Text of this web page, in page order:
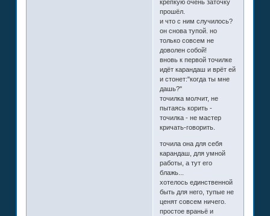
крепкую очень заточку
прошёл.
и что с ним случилось?
он снова тупой. но
только совсем не
доволен собой!
вновь к первой точилке
идёт карандаш и врёт ей
и стонет:"когда ты мне
дашь?"
точилка молчит, не
пытаясь корить -
точилка - не мастер
кричать-говорить.
точила она для себя
карандаш, для умной
работы, а тут его
блажь...
хотелось единственной
быть для него, тупые не
ценят совсем ничего.
простое враньё и